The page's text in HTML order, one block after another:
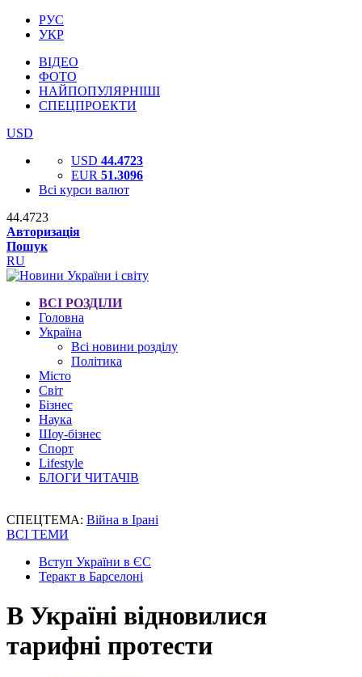
РУС
УКР
ВІДЕО
ФОТО
НАЙПОПУЛЯРНІШІ
СПЕЦПРОЕКТИ
USD
USD 44.4723
EUR 51.3096
Всі курси валют
44.4723
Авторизація
Пошук
RU
ВСІ РОЗДІЛИ
Головна
Україна
Всі новини розділу
Політика
Місто
Світ
Бізнес
Наука
Шоу-бізнес
Спорт
Lifestyle
БЛОГИ ЧИТАЧІВ
СПЕЦТЕМА: Війна в Ірані
ВСІ ТЕМИ
Вступ України в ЄС
Теракт в Барселоні
В Україні відновилися
тарифні протести